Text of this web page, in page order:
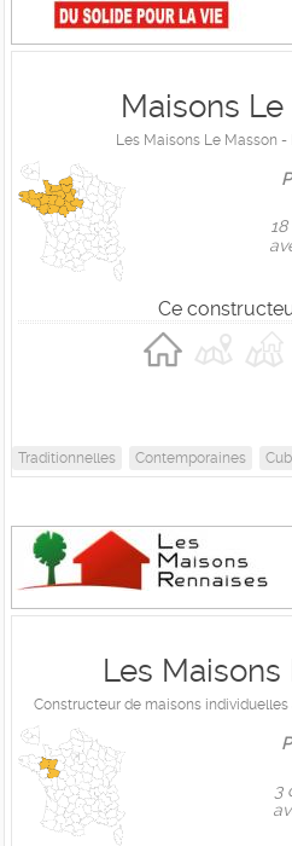
Maisons
Les Maisons Le Masson
Ce
Traditionnelles Contemporaines
Les Maisons
Constructeur de maisons individuelles
3